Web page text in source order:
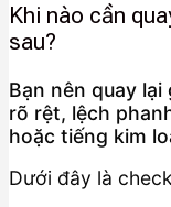
Khi nào cần
sau?
Bạn nên quay
rõ rệt, lệch
hoặc tiếng kim
Dưới đây là